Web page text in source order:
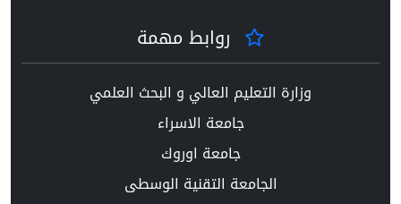
روابط مهمة
وزارة التعليم العالي و البحث العلمي
جامعة الاسراء
جامعة اوروك
الجامعة التقنية الوسطى